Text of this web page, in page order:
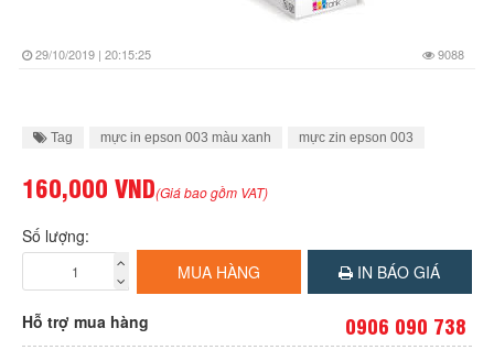
29/10/2019 | 20:15:25 9088
Tag mực in epson 003 màu xanh mực zin epson 003
160,000 VND(Giá bao gồm VAT)
Số lượng:
MUA HÀNG
IN BÁO GIÁ
Hỗ trợ mua hàng 0906 090 738